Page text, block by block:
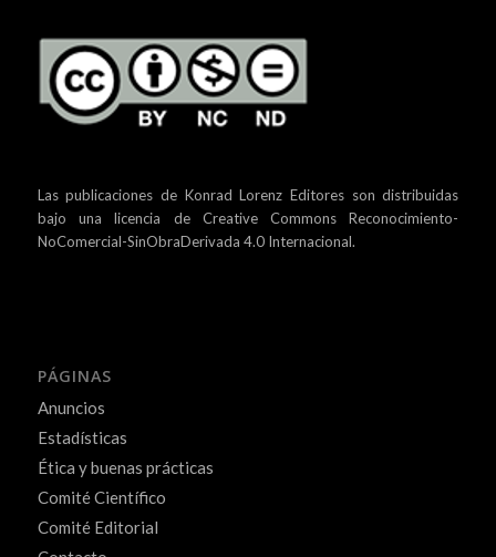
Las publicaciones de Konrad Lorenz Editores son distribuidas
bajo unalicencia de Creative Commons Reconocimiento-
NoComercial-SinObraDerivada 4.0 Internacional.
PÁGINAS
Anuncios
Estadísticas
Ética y buenas prácticas
Comité Científico
Comité Editorial